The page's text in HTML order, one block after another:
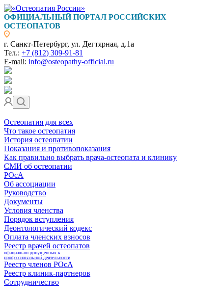
ОФИЦИАЛЬНЫЙ ПОРТАЛ РОССИЙСКИХ
ОСТЕОПАТОВ
г. Санкт-Петербург, ул. Дегтярная, д.1а
Тел.: +7 (812) 309-91-81
E-mail: info@osteopathy-official.ru
Остеопатия для всех
Что такое остеопатия
История остеопатии
Показания и противопоказания
Как правильно выбрать врача-остеопата и клинику
СМИ об остеопатии
РОсА
Об ассоциации
Руководство
Документы
Условия членства
Порядок вступления
Деонтологический кодекс
Оплата членских взносов
Реестр врачей остеопатов
официально допущенных к
профессиональной деятельности
Реестр членов РОсА
Реестр клиник-партнеров
Сотрудничество